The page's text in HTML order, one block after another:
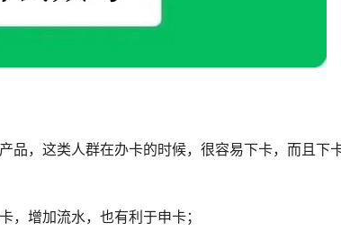
品，这类人群在办卡的时候，很容易下卡，而且下
，增加流水，也有利于申卡；